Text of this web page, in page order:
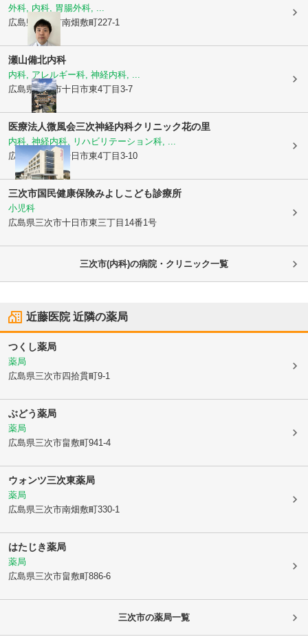
外科, 内科, 胃腸外科, ...
広島県三次市南畑敷町227-1
瀬山備北内科
内科, アレルギー科, 神経内科, ...
広島県三次市十日市東4丁目3-7
医療法人微風会三次神経内科クリニック花の里
内科, 神経内科, リハビリテーション科, ...
広島県三次市十日市東4丁目3-10
三次市国民健康保険みよしこども診療所
小児科
広島県三次市十日市東三丁目14番1号
三次市(内科)の病院・クリニック一覧
近藤医院近隣の薬局
つくし薬局
薬局
広島県三次市四拾貫町9-1
ぶどう薬局
薬局
広島県三次市畠敷町941-4
ウォンツ三次東薬局
薬局
広島県三次市南畑敷町330-1
はたじき薬局
薬局
広島県三次市畠敷町886-6
三次市の薬局一覧